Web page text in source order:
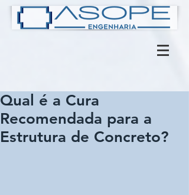
Qual é a Cura
Recomendada para a
Estrutura de Concreto?